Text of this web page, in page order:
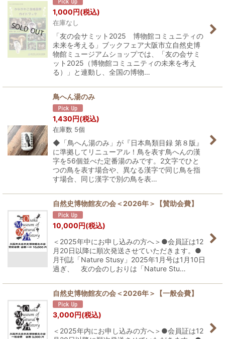
1,000円(税込)
在庫なし
「友の会サミット2025 博物館コミュニティの
未来を考える」ブックフェア大阪市立自然史博
物館ミュージアムショップでは、「友の会サミ
ット2025（博物館コミュニティの未来を考え
る）」と連動し、全国の博物…
鳥へん湯のみ
1,430円(税込)
在庫数 5個
◆「鳥へん湯のみ」が『日本鳥類目録 第８版』
に準拠してリニューアル！鳥を表す鳥へんの漢
字を56個並べた定番湯のみです。2文字でひと
つの鳥を表す場合や、異なる漢字で同じ鳥を指
す場合、同じ漢字で別の鳥を表…
自然史博物館友の会＜2026年＞【賛助会費】
10,000円(税込)
＜2025年中にお申し込みの方へ＞●会員証は12
月20日以降に順次発送させていただきます。●
月刊誌「Nature Stusy」2025年1月号は1月10日
過ぎ、 友の会のしおりは「Nature Stu…
自然史博物館友の会＜2026年＞【一般会費】
3,000円(税込)
＜2025年内にお申し込みの方へ＞●会員証は12